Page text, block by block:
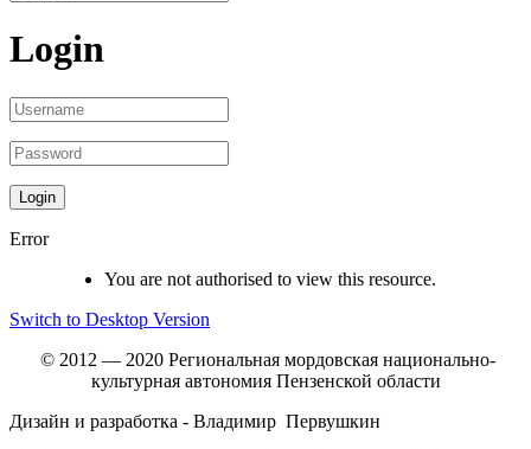
Login
Error
You are not authorised to view this resource.
Switch to Desktop Version
© 2012 — 2020 Региональная мордовская национально-
культурная автономия Пензенской области
Дизайн и разработка - Владимир Первушкин